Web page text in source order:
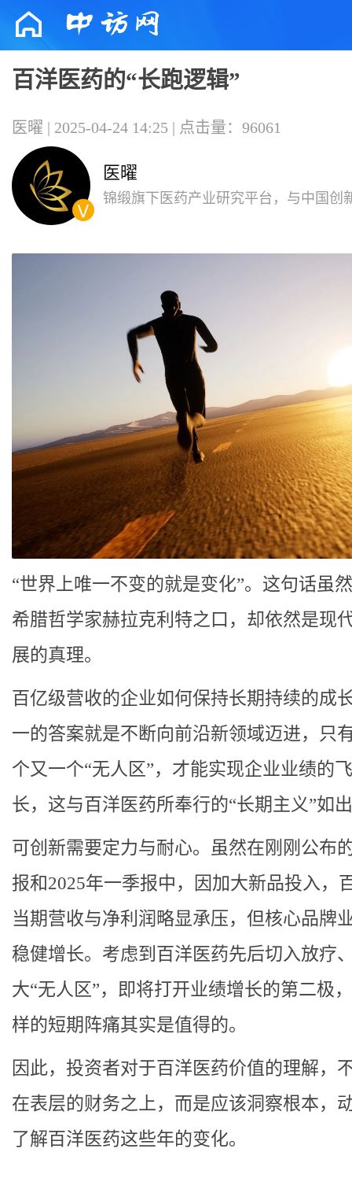
百洋医药的“长跑逻辑”
医曜 | 2025-04-24 14:25 | 点击量：96061
医曜
锦缎旗下医药产业研究平台，与中国创
“世界上唯一不变的就是变化”。这句话虽
希腊哲学家赫拉克利特之口，却依然是现
展的真理。
百亿级营收的企业如何保持长期持续的成
一的答案就是不断向前沿新领域迈进，只
个又一个“无人区”，才能实现企业业绩的
长，这与百洋医药所奉行的“长期主义”如
可创新需要定力与耐心。虽然在刚刚公布
报和2025年一季报中，因加大新品投入，
当期营收与净利润略显承压，但核心品牌
稳健增长。考虑到百洋医药先后切入放疗
大“无人区”，即将打开业绩增长的第二极
样的短期阵痛其实是值得的。
因此，投资者对于百洋医药价值的理解，
在表层的财务之上，而是应该洞察根本，
了解百洋医药这些年的变化。